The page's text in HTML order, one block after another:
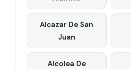
Alcazar De San
Juan
Alcolea De